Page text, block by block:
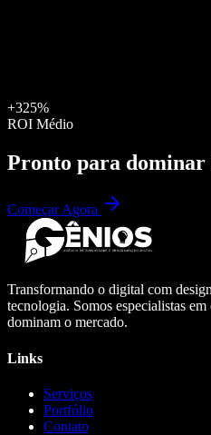
+325%
ROI Médio
Pronto para dominar
Começar Agora
Transformando o digital com
tecnologia. Somos especialistas
dominam o mercado.
Links
Serviços
Portfólio
Contato